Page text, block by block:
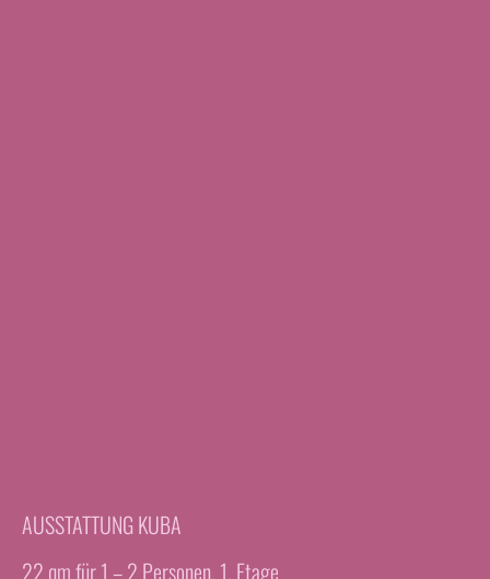
AUSSTATTUNG KUBA
22 qm für 1 – 2 Personen, 1. Etage